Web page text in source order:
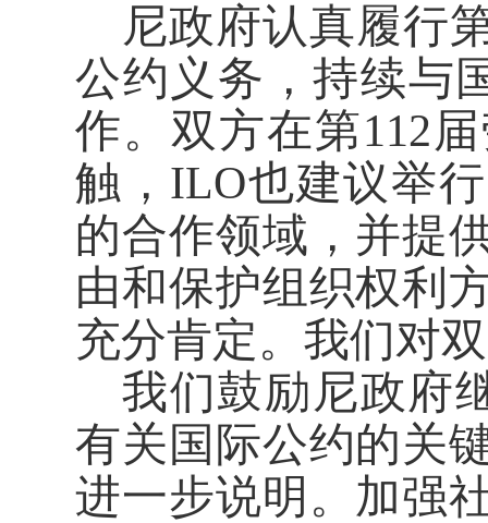
尼政府认真履行
公约义务，持续与
作。双方在第112
触，ILO也建议举
的合作领域，并提
由和保护组织权利
充分肯定。我们对
我们鼓励尼政府
有关国际公约的关
进一步说明。加强